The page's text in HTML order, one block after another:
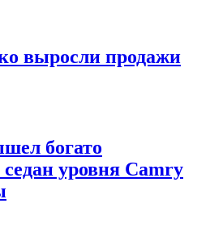
выросли продажи
богато
уровня Camry